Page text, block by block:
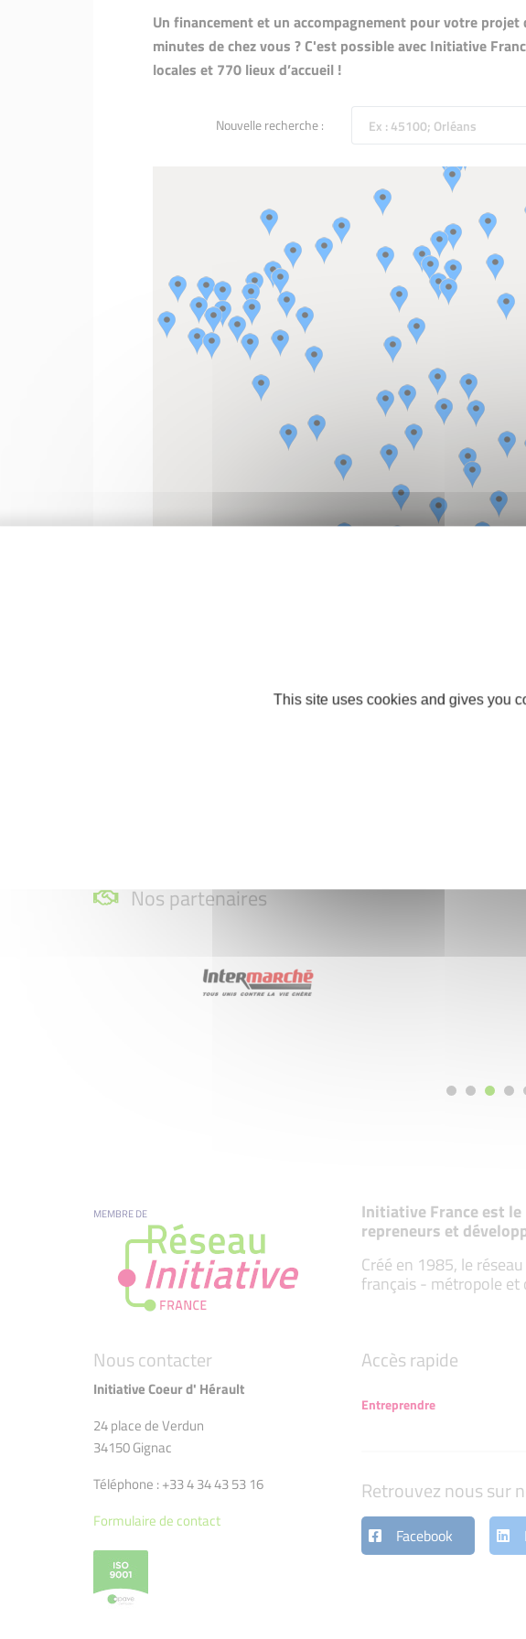
Un financement et un accompagnement pour votre
minutes de chez vous ? C'est possible avec Initiative
locales et 770 lieux d’accueil !
Nouvelle recherche :
entrepreneurs, quel que soit leur domaine.
Nos partenaires
MEMBRE DE Initiative France est le
repreneurs et
Créé en 1985, le
français - métropole et
Nous contacter
Initiative Coeur d' Hérault
24 place de Verdun
34150 Gignac
Téléphone : +33 4 34 43 53 16
Formulaire de contact
Accès rapide
Entreprendre
Retrouvez nous sur
Facebook
This site uses cookies and gives you